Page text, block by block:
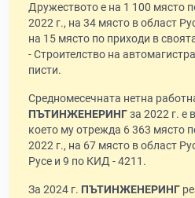
Дружеството е на 1 100 място
2022 г., на 34 място в област
на 15 място по приходи в
- Строителство на
писти.
Средномесечната нетна
ПЪТИНЖЕНЕРИНГза 2022 г. е
което му отрежда 6 363 място
2022 г., на 67 място в област
Русе и 9 по КИД - 4211.
За 2024 г. ПЪТИНЖЕНЕРИНГ